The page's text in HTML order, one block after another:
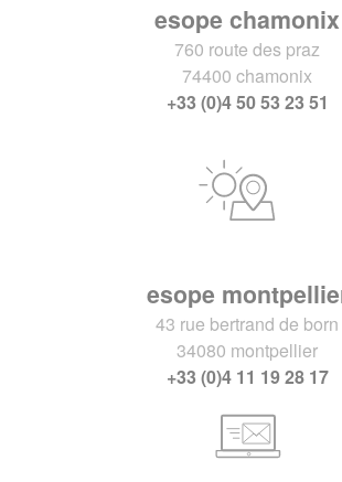
esope chamonix
760 route des praz
74400 chamonix
+33 (0)4 50 53 23 51
esope
43 rue bertrand de born
34080 montpellier
+33 (0)4 11 19 28 17